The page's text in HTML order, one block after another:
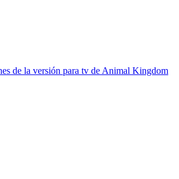
de la versión para tv de Animal Kingdom